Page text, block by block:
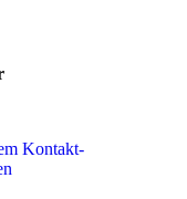
Kon­takt­